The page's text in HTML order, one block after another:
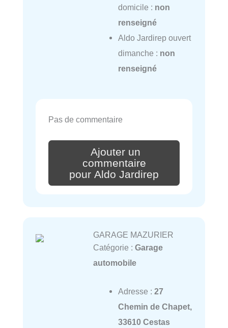
domicile : non
renseigné
Aldo Jardirep ouvert
dimanche : non
renseigné
Pas de commentaire
Ajouter un
commentaire
pour Aldo Jardirep
GARAGE MAZURIER
Catégorie : Garage
automobile
Adresse : 27
Chemin de Chapet,
33610 Cestas